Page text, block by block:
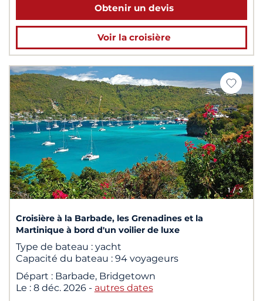
Obtenir un devis
Voir la croisière
1/ 3
Croisière à la Barbade, les Grenadines et la
Martinique à bord d'un voilier de luxe
Type de bateau : yacht
Capacité du bateau : 94 voyageurs
Départ : Barbade, Bridgetown
Le : 8 déc. 2026 - autres dates